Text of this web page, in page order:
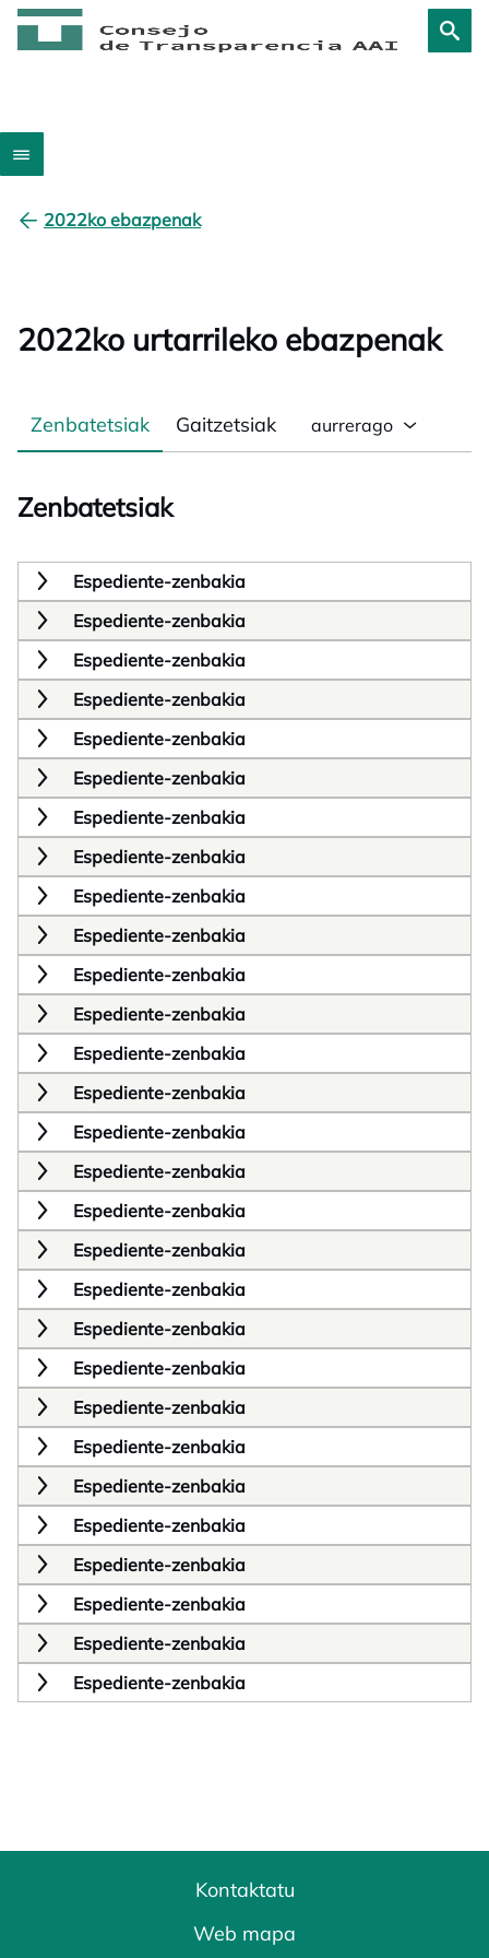
2022ko ebazpenak
2022ko urtarrileko ebazpenak
Zenbatetsiak Gaitzetsiak aurrerago
Zenbatetsiak
Espediente-zenbakia
Espediente-zenbakia
Espediente-zenbakia
Espediente-zenbakia
Espediente-zenbakia
Espediente-zenbakia
Espediente-zenbakia
Espediente-zenbakia
Espediente-zenbakia
Espediente-zenbakia
Espediente-zenbakia
Espediente-zenbakia
Espediente-zenbakia
Espediente-zenbakia
Espediente-zenbakia
Espediente-zenbakia
Espediente-zenbakia
Espediente-zenbakia
Espediente-zenbakia
Espediente-zenbakia
Espediente-zenbakia
Espediente-zenbakia
Espediente-zenbakia
Espediente-zenbakia
Espediente-zenbakia
Espediente-zenbakia
Espediente-zenbakia
Espediente-zenbakia
Espediente-zenbakia
Kontaktatu
Web mapa